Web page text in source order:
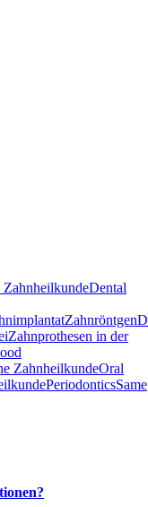
ZahnheilkundeDental
Zahnröntgen
Zahnprothesen in der
ZahnheilkundeOral
PeriodonticsSame